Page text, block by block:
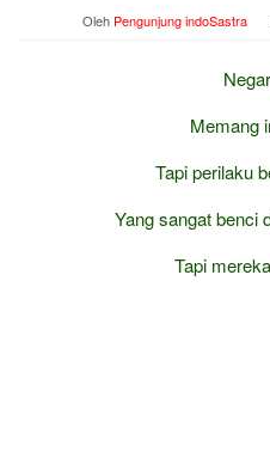
Oleh Pengunjung indoSastra
Memang
Tapi perilaku
Yang sangat benci
Tapi